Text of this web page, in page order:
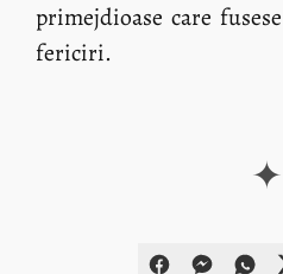
primejdioase care
fericiri.
✦